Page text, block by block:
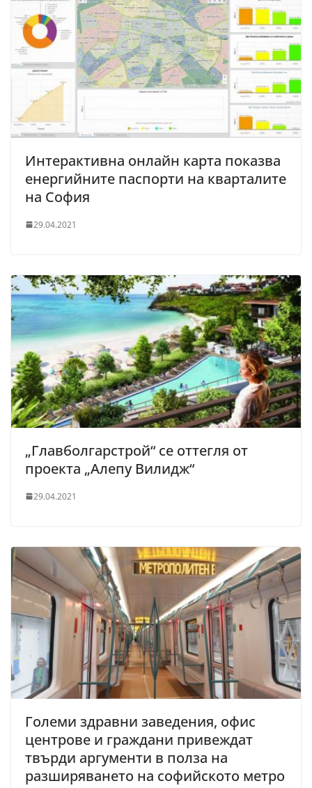
Интерактивна онлайн карта показва
енергийните паспорти на кварталите
на София
29.04.2021
„Главболгарстрой“ се оттегля от
проекта „Алепу Вилидж“
29.04.2021
Големи здравни заведения, офис
центрове и граждани привеждат
твърди аргументи в полза на
разширяването на софийското метро